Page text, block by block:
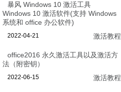
暴风 Windows 10 激活工具
Windows 10 激活软件(支持 Windows
系统和 office 办公软件)
2022-04-21 激活教程
office2016 永久激活工具以及激活方
法（附密钥）
2022-06-15 激活教程